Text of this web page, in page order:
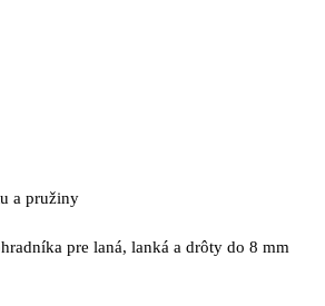
a pružiny
pre laná, lanká a drôty do 8 mm